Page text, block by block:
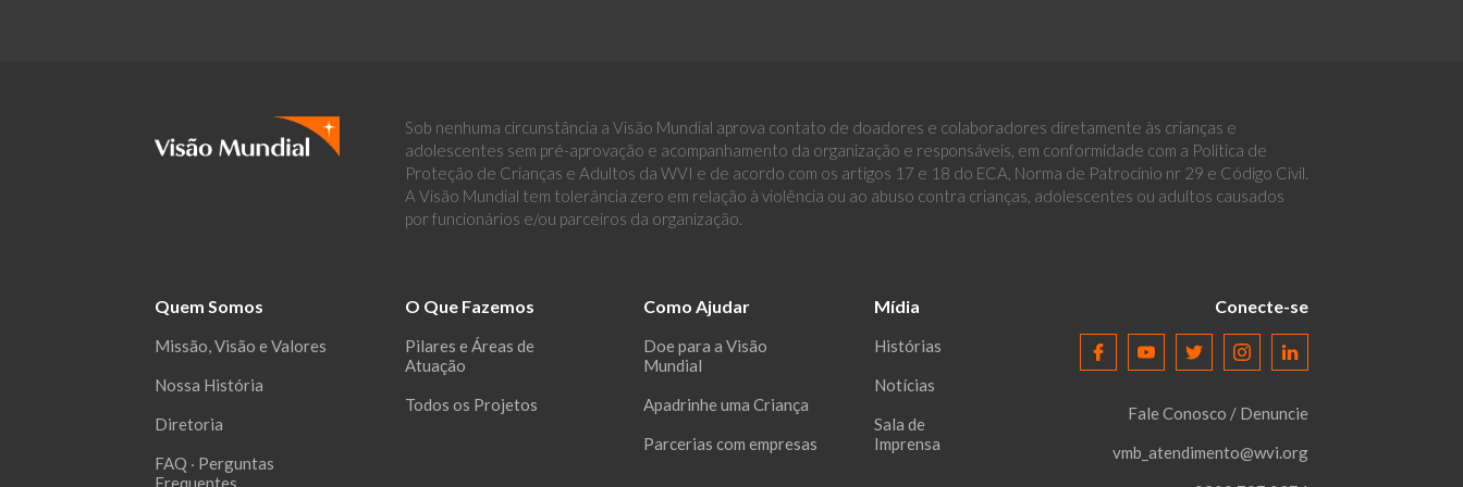
Sob nenhuma circunstância a Visão Mundial aprova contato de doadores e colaboradores diretamente às crianças e
adolescentes sem pré-aprovação e acompanhamento da organização e responsáveis, em conformidade com a Política de
Proteção de Crianças e Adultos da WVI e de acordo com os artigos 17 e 18 do ECA, Norma de Patrocínio nr 29 e Código Civil.
A Visão Mundial tem tolerância zero em relação à violência ou ao abuso contra crianças, adolescentes ou adultos causados
por funcionários e/ou parceiros da organização.
Quem Somos
Missão, Visão e Valores
Nossa História
Diretoria
FAQ ‧ Perguntas
Frequentes
O Que Fazemos
Pilares e Áreas de
Atuação
Todos os Projetos
Como Ajudar
Doe para a Visão
Mundial
Apadrinhe uma Criança
Parcerias com empresas
Mídia
Histórias
Notícias
Sala de
Imprensa
Conecte-se
Fale Conosco / Denuncie
vmb_atendimento@wvi.org